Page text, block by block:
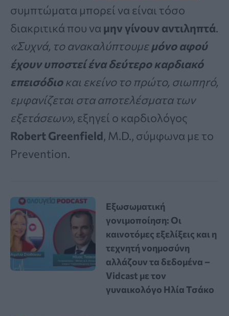
συμπτώματα μπορεί να είναι τόσο
διακριτικά που να μην γίνουν αντιληπτά.
«Συχνά, το ανακαλύπτουμεμόνο αφού
έχουν υποστεί ένα δεύτερο καρδιακό
επεισόδιοκαι εκείνο το πρώτο, σιωπηrό,
εμφανίζεται στα αποτελέσματα των
εξετάσεων», εξηγεί ο καρδιολόγος
Robert Greenfield, M.D., σύμφωνα με το
Prevention.
Εξωσωματική
γονιμοποίηση: Οι
καινοτόμες εξελίξεις και η
τεχνητή νοημοσύνη
αλλάζουν τα δεδομένα –
Vidcast με τον
γυναικολόγο Ηλία Τσάκο